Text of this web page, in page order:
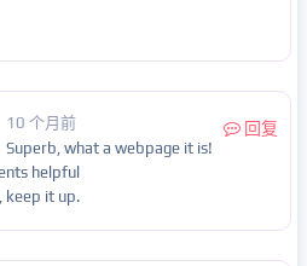
回复
10 个月前
Superb, what a webpage it is!
helpful
keep it up.